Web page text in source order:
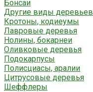
Бонсаи
Другие виды деревьев
Кротоны, кодиеумы
Лавровые деревья
Нолины, бокарнеи
Оливковые деревья
Подокарпусы
Полисциасы, аралии
Цитрусовые деревья
Шеффлеры